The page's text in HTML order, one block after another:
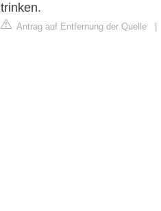
trinken.
Antrag auf Entfernung der Quelle